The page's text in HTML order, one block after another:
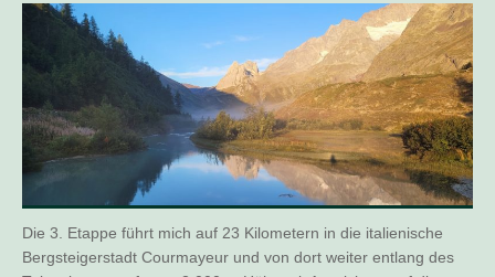
Die 3. Etappe führt mich auf 23 Kilometern in die italienische
Bergsteigerstadt Courmayeur und von dort weiter entlang des